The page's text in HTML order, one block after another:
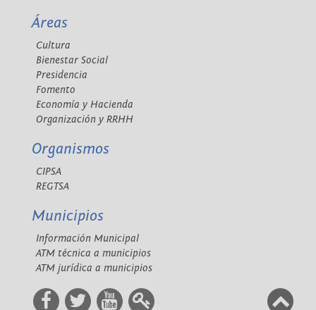
Áreas
Cultura
Bienestar Social
Presidencia
Fomento
Economía y Hacienda
Organización y RRHH
Organismos
CIPSA
REGTSA
Municipios
Información Municipal
ATM técnica a municipios
ATM jurídica a municipios